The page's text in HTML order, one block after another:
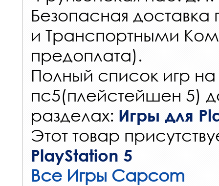
Безопасная
и Транспортными
предоплата).
Полный список игр на
пс5(плейстейшен 5)
разделах: Игры для
Этот товар
PlayStation 5
Все Игры Capcom